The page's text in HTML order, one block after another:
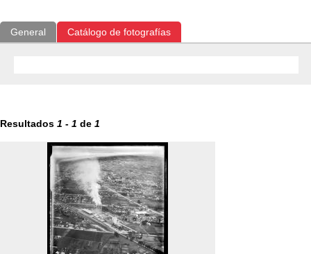
General Catálogo de fotografías
Resultados 1 - 1 de 1